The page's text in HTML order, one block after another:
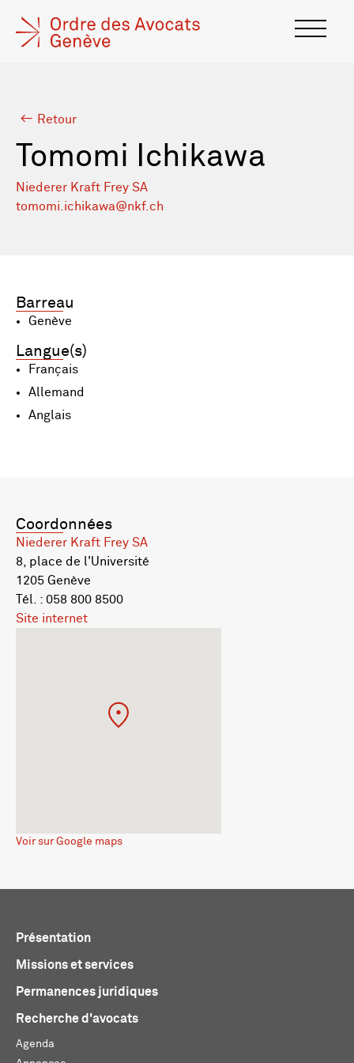
Retour
Tomomi Ichikawa
Niederer Kraft Frey SA
tomomi.ichikawa@nkf.ch
Barreau
Genève
Langue(s)
Français
Allemand
Anglais
Coordonnées
Niederer Kraft Frey SA
8, place de l'Université
1205 Genève
Tél. : 058 800 8500
Site internet
Voir sur Google maps
Présentation
Missions et services
Permanences juridiques
Recherche d'avocats
Agenda